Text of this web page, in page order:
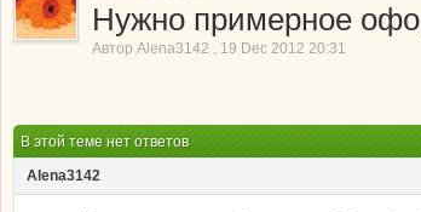
Нужно примерное
Автор Alena3142 , 19 Dec 2012 20:31
В этой теме нет ответов
Alena3142